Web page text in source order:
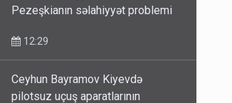
İranda hakimiyyət kimdədir? -
Ceyhun Bayramov Kiyevdə